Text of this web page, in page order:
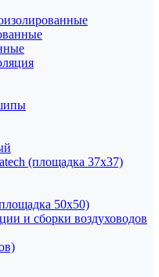
(площадка 37х37)
50х50)
и сборки воздуховодов